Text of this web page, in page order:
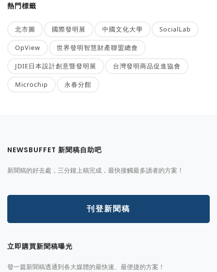
熱門標籤
北市圖 國際發明展 中國文化大學 SocialLab
OpView 世界發明智慧財產聯盟總會
JDIE日本設計創意暨發明展 台灣發明商品促進協會
Microchip 永春分館
NEWSBUFFET 新聞稿自助吧
新聞稿的好去處，三分鐘上稿完成，最快接觸最多讀者的方案！
刊登新聞稿
立即購買新聞稿曝光
發一篇新聞稿透通到各大媒體的最快速、最便捷的方案！